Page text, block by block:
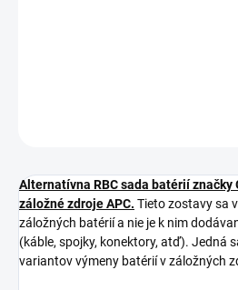
Alternatívna RBC sada batérií značky
záložné zdroje APC. Tieto zostavy sa
záložných batérií a nie je k nim
(káble, spojky, konektory, atď). Jedná
variantov výmeny batérií v záložných